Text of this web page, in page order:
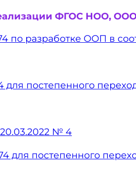
ФГОС НОО,
по разработке ООП в
для постепенного
20.03.2022 № 4
для постепенного